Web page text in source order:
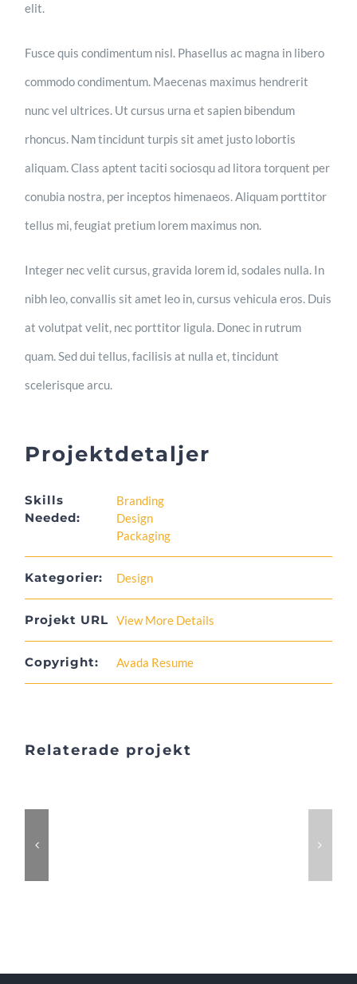
elit.
Fusce quis condimentum nisl. Phasellus ac magna in libero
commodo condimentum. Maecenas maximus hendrerit
nunc vel ultrices. Ut cursus urna et sapien bibendum
rhoncus. Nam tincidunt turpis sit amet justo lobortis
aliquam. Class aptent taciti sociosqu ad litora torquent per
conubia nostra, per inceptos himenaeos. Aliquam porttitor
tellus mi, feugiat pretium lorem maximus non.
Integer nec velit cursus, gravida lorem id, sodales nulla. In
nibh leo, convallis sit amet leo in, cursus vehicula eros. Duis
at volutpat velit, nec porttitor ligula. Donec in rutrum
quam. Sed dui tellus, facilisis at nulla et, tincidunt
scelerisque arcu.
Projektdetaljer
Skills
Needed:
Branding
Design
Packaging
Kategorier: Design
Projekt URL View More Details
Copyright: Avada Resume
Relaterade projekt